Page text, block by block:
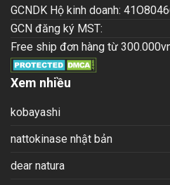
GCNDK Hộ kinh doanh:
GCN đăng ký MST:
Free ship đơn hàng từ
Xem nhiều
kobayashi
nattokinase nhật bản
dear natura